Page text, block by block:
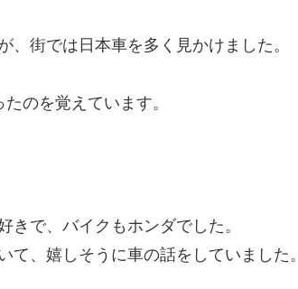
、街では日本車を多く見かけました。
のを覚えています。
きで、バイクもホンダでした。
て、嬉しそうに車の話をしていました。